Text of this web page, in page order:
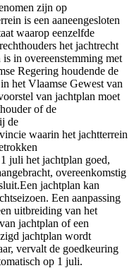
zijn op
is een aaneengesloten
waarop eenzelfde
het jachtrecht
in overeenstemming met
Regering houdende de
het Vlaamse Gewest van
van jachtplan moet
of de
de
waarin het jachtterrein
juli het jachtplan goed,
overeenkomstig
jachtplan kan
Een aanpassing
uitbreiding van het
jachtplan of een
jachtplan wordt
vervalt de goedkeuring
op 1 juli.